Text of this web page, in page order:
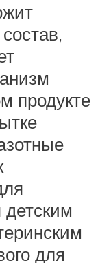
продукте
для